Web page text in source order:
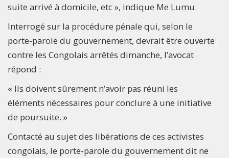
suite arrivé à domicile, etc », indique Me Lumu.
Interrogé sur la procédure pénale qui, selon le
porte-parole du gouvernement, devrait être ouverte
contre les Congolais arrêtés dimanche, l’avocat
répond :
« Ils doivent sûrement n’avoir pas réuni les
éléments nécessaires pour conclure à une initiative
de poursuite. »
Contacté au sujet des libérations de ces activistes
congolais, le porte-parole du gouvernement dit ne